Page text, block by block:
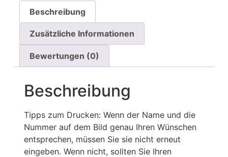
Beschreibung
Zusätzliche Informationen
Bewertungen (0)
Beschreibung
Tipps zum Drucken: Wenn der Name und die
Nummer auf dem Bild genau Ihren Wünschen
entsprechen, müssen Sie sie nicht erneut
eingeben. Wenn nicht, sollten Sie Ihren